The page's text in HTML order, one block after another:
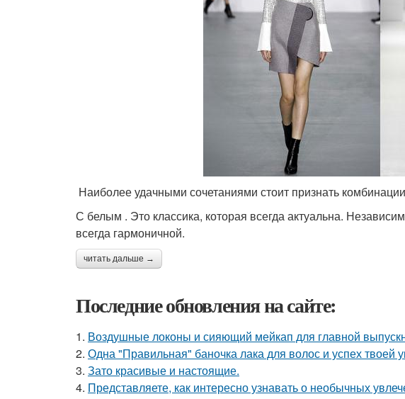
Наиболее удачными сочетаниями стоит признать
С белым . Это классика, которая всегда актуальна.
всегда гармоничной.
читать дальше →
Последние обновления на сайте:
1. Воздушные локоны и сияющий мейкап для главной
2. Одна "Правильная" баночка лака для волос и успех твоей
3. Зато красивые и настоящие.
4. Представляете, как интересно узнавать о необычных